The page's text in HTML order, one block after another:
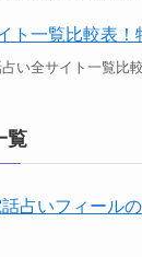
占い全サイト一覧比
覧